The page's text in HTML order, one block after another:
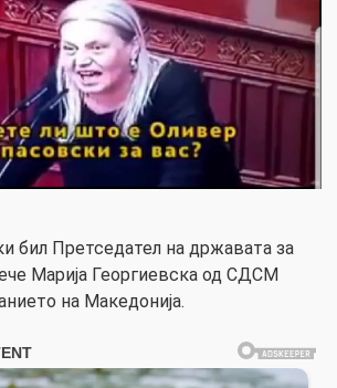
бил Претседател на државата за
Марија Георгиевска од СДСМ
на Македонија.